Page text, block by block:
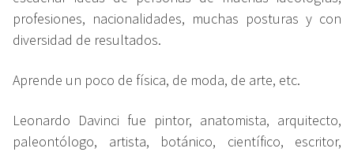
profesiones, nacionalidades, muchas posturas y con
diversidad de resultados.
Aprende un poco de física, de moda, de arte, etc.
Leonardo Davinci fue pintor, anatomista, arquitecto,
paleontólogo,​ artista, botánico, científico, escritor,